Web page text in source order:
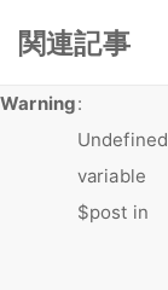
関連記事
Warning:
Undefined
variable
$post in